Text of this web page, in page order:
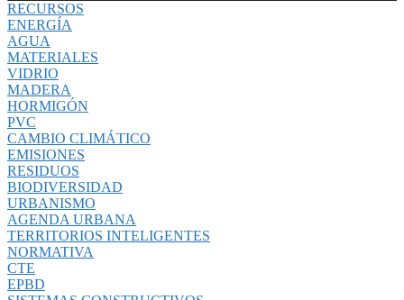
RECURSOS
ENERGÍA
AGUA
MATERIALES
VIDRIO
MADERA
HORMIGÓN
PVC
CAMBIO CLIMÁTICO
EMISIONES
RESIDUOS
BIODIVERSIDAD
URBANISMO
AGENDA URBANA
TERRITORIOS INTELIGENTES
NORMATIVA
CTE
EPBD